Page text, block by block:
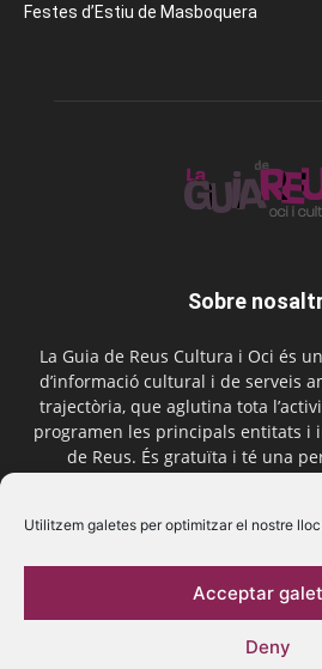
Utilitzem galetes per optimitzar el nostre
Acceptar
Deny
Festes d’Estiu de Masboquera
Sobre
La Guia de Reus Cultura i Oci és
d’informació cultural i de serveis
trajectòria, que aglutina tota
programen les principals entitats i
de Reus. És gratuïta i té una
Segueix-